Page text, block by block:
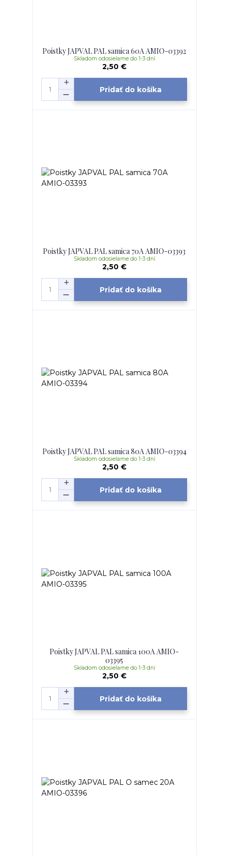
Poistky JAPVAL PAL samica 60A AMIO-03392
2,50 €
Skladom odosielame do 1-3 dní
Pridať do košíka
Poistky JAPVAL PAL samica 70A AMIO-03393
2,50 €
Skladom odosielame do 1-3 dní
Pridať do košíka
Poistky JAPVAL PAL samica 80A AMIO-03394
2,50 €
Skladom odosielame do 1-3 dní
Pridať do košíka
Poistky JAPVAL PAL samica 100A AMIO-
03395
2,50 €
Skladom odosielame do 1-3 dní
Pridať do košíka